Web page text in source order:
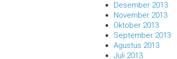
Desember 2013
November 2013
Oktober 2013
September 2013
Agustus 2013
Juli 2013